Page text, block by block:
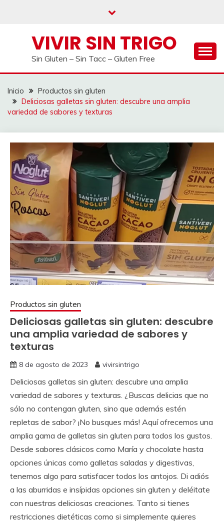
VIVIR SIN TRIGO
Sin Gluten – Sin Tacc – Gluten Free
Inicio
Productos sin gluten
Deliciosas galletas sin gluten: descubre una amplia
variedad de sabores y texturas
Productos sin gluten
Deliciosas galletas sin gluten: descubre
una amplia variedad de sabores y
texturas
8 de agosto de 2023 vivirsintrigo
Deliciosas galletas sin gluten: descubre una amplia
variedad de sabores y texturas. ¿Buscas delicias que no
sólo no contengan gluten, sino que además estén
repletas de sabor? ¡No busques más! Aquí ofrecemos una
amplia gama de galletas sin gluten para todos los gustos.
Desde sabores clásicos como María y chocolate hasta
opciones únicas como galletas saladas y digestivas,
tenemos algo para satisfacer todos los antojos. Di adiós
a las aburridas e insípidas opciones sin gluten y deléitate
con nuestras deliciosas creaciones. Tanto si tienes
restricciones dietéticas como si simplemente quieres